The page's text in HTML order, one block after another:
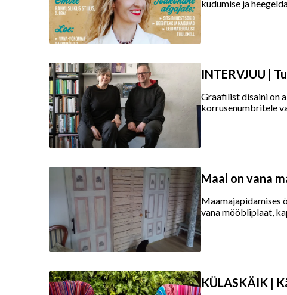
kudumise ja
INTERVJUU |
Graafilist disaini on
korrusenumbritele
Maal on vana
Maamajapidamises
vana mööbliplaat,
KÜLASKÄIK |